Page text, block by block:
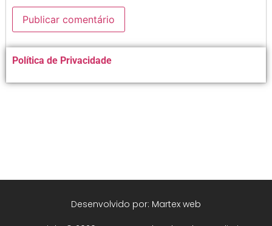
Alternative:
Política de Privacidade
Desenvolvido por: Martex web